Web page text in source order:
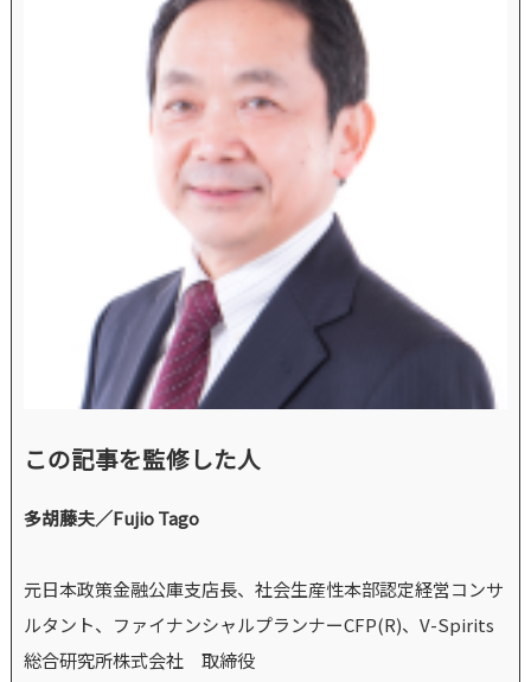
この記事を監修した人
多胡藤夫／Fujio Tago
元日本政策金融公庫支店長、社会生産性本部認定経営コンサ
ルタント、ファイナンシャルプランナーCFP(R)、V-Spirits
総合研究所株式会社 取締役